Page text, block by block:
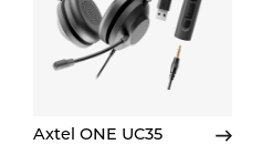
Axtel ONE UC35